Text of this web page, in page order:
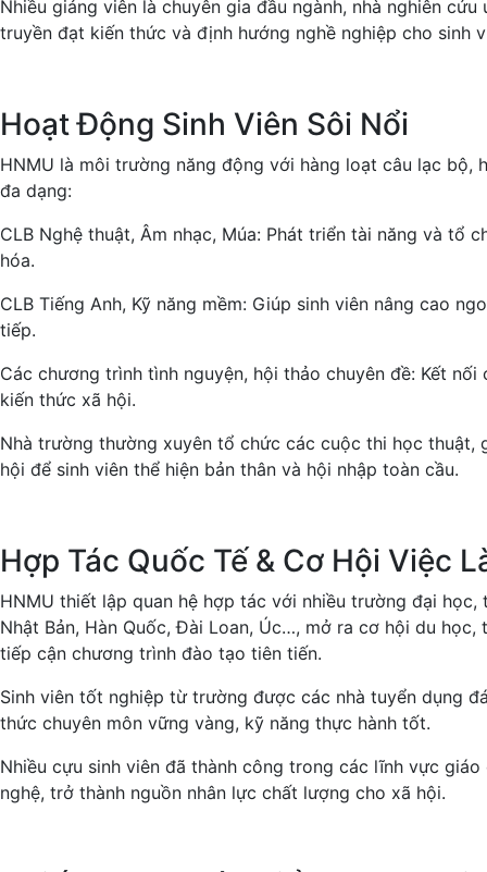
Nhiều giảng viên là chuyên gia đầu ngành, nhà nghiên
truyền đạt kiến thức và định hướng nghề nghiệp cho sinh
Hoạt Động Sinh Viên Sôi Nổi
HNMU là môi trường năng động với hàng loạt câu lạc bộ,
đa dạng:
CLB Nghệ thuật, Âm nhạc, Múa: Phát triển tài năng và tổ
hóa.
CLB Tiếng Anh, Kỹ năng mềm: Giúp sinh viên nâng cao
tiếp.
Các chương trình tình nguyện, hội thảo chuyên đề: Kết
kiến thức xã hội.
Nhà trường thường xuyên tổ chức các cuộc thi học thuật,
hội để sinh viên thể hiện bản thân và hội nhập toàn cầu.
Hợp Tác Quốc Tế & Cơ Hội Việc
HNMU thiết lập quan hệ hợp tác với nhiều trường đại
Nhật Bản, Hàn Quốc, Đài Loan, Úc…, mở ra cơ hội du học,
tiếp cận chương trình đào tạo tiên tiến.
Sinh viên tốt nghiệp từ trường được các nhà tuyển dụng
thức chuyên môn vững vàng, kỹ năng thực hành tốt.
Nhiều cựu sinh viên đã thành công trong các lĩnh vực
nghệ, trở thành nguồn nhân lực chất lượng cho xã hội.